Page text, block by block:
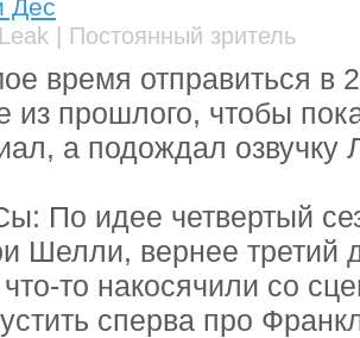
Дес
| Постоянный зритель
время отправиться в
из прошлого, чтобы
а подождал озвучку
По идее четвертый
Шелли, вернее третий
то накосячили со
сперва про